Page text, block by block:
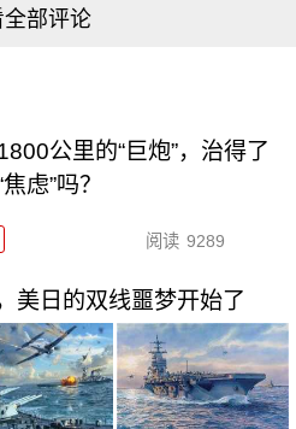
全部评论
公里的“巨炮”，治得了
虑”吗？
阅读 9289
美日的双线噩梦开始了